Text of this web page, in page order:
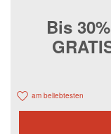
adidas
Bis
am beliebtesten